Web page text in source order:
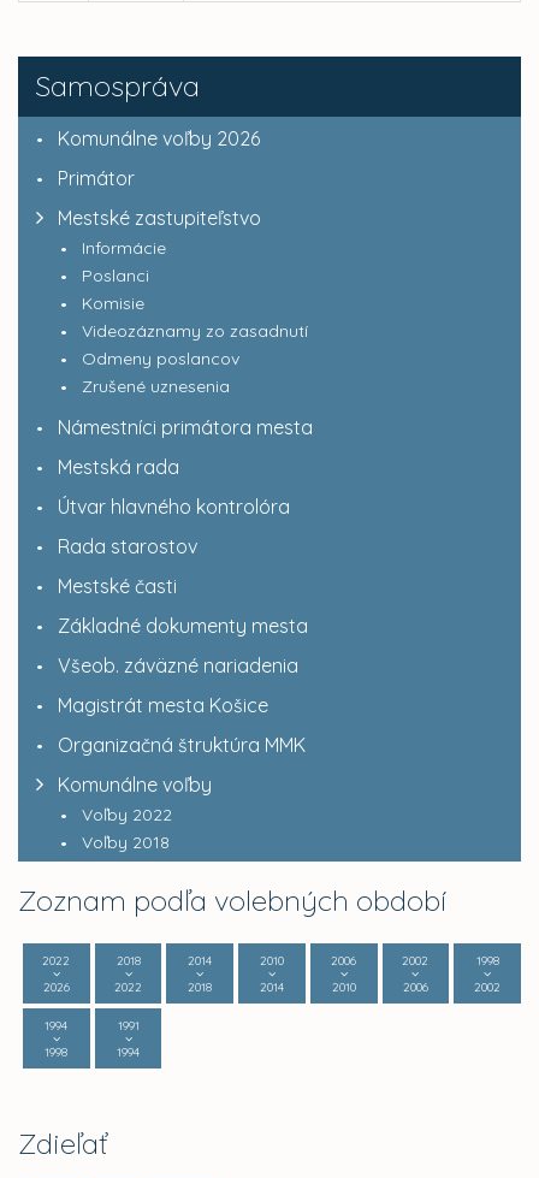
Samospráva
Komunálne voľby 2026
Primátor
Mestské zastupiteľstvo
Informácie
Poslanci
Komisie
Videozáznamy zo zasadnutí
Odmeny poslancov
Zrušené uznesenia
Námestníci primátora mesta
Mestská rada
Útvar hlavného kontrolóra
Rada starostov
Mestské časti
Základné dokumenty mesta
Všeob. záväzné nariadenia
Magistrát mesta Košice
Organizačná štruktúra MMK
Komunálne voľby
Voľby 2022
Voľby 2018
Zoznam podľa volebných období
2022
2026
2018
2022
2014
2018
2010
2014
2006
2010
2002
2006
1998
2002
1994
1998
1991
1994
Zdieľať